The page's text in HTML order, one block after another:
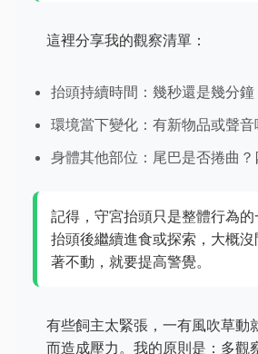
這裡分享我的觀察清單：
抬頭持續時間：幾秒還是幾分鐘
環境當下變化：有新物品或聲音
身體其他部位：尾巴是否捲曲？
記得，守宮抬頭只是整體行為
抬頭後繼續進食或探索，大概
著不動，就要提高警覺。
有些飼主太緊張，一有風吹草動
而造成壓力。我的原則是：多觀